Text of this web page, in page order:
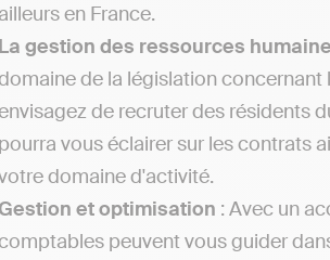
ailleurs en France.
La gestion des ressources
de la législation concernant
de recruter des résidents
pourra vous éclairer sur les contrats
domaine d'activité.
et optimisation : Avec un
peuvent vous guider